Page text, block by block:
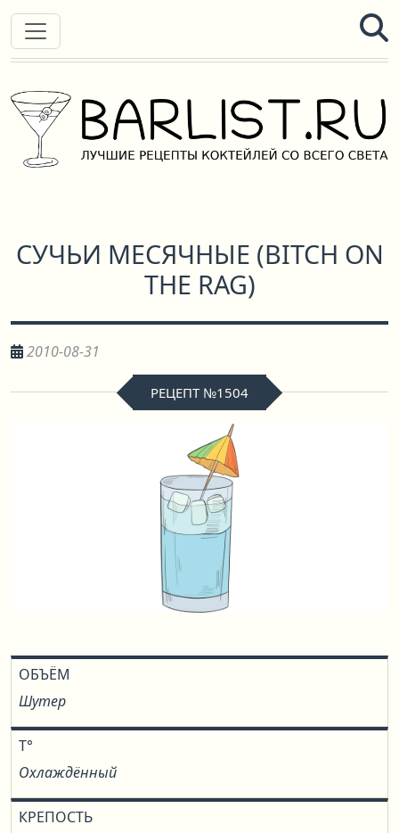
СУЧЬИ МЕСЯЧНЫЕ (BITCH ON
THE RAG)
2010-08-31
РЕЦЕПТ №1504
ОБЪЁМ
Шутер
T°
Охлаждённый
КРЕПОСТЬ